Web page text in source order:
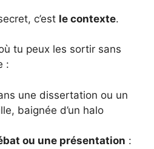
c’est le contexte.
tu peux les sortir sans
:
une dissertation ou un
baignée d’un halo
ou une présentation :